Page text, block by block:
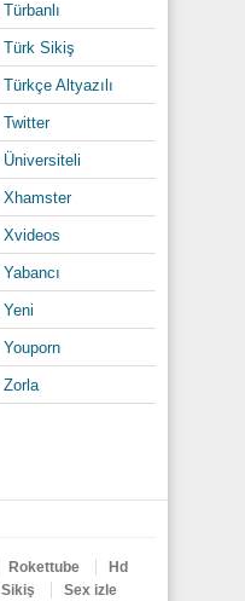
Türbanlı
Türk Sikiş
Türkçe Altyazılı
Twitter
Üniversiteli
Xhamster
Xvideos
Yabancı
Yeni
Youporn
Zorla
Rokettube
Hd
Sikiş
Sex izle